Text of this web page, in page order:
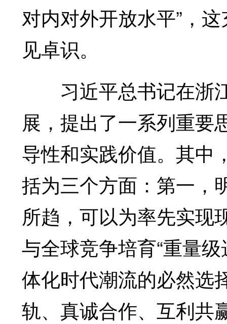
对内对外开放水平”，
见卓识。
习近平总书记在浙
展，提出了一系列重要
导性和实践价值。其中
括为三个方面：第一，
所趋，可以为率先实现
与全球竞争培育“重量
体化时代潮流的必然选
轨、真诚合作、互利共